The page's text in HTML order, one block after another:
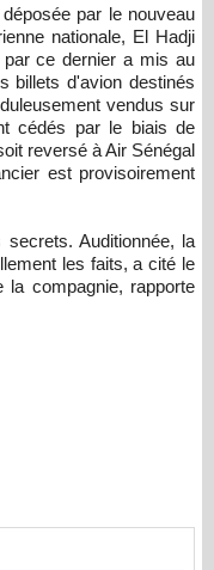
par le nouveau
nationale, El Hadji
par ce dernier a mis au
billets d'avion destinés
vendus sur
cédés par le biais de
reversé à Air Sénégal
est provisoirement
secrets. Auditionnée, la
les faits, a cité le
la compagnie, rapporte